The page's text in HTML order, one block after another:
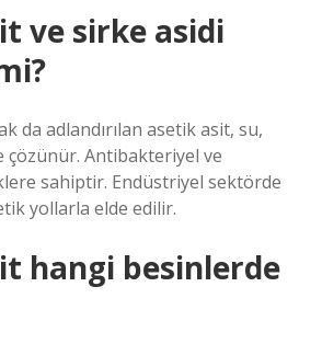
ve sirke asidi
da adlandırılan asetik asit, su,
çözünür. Antibakteriyel ve
sahiptir. Endüstriyel sektörde
yollarla elde edilir.
hangi besinlerde